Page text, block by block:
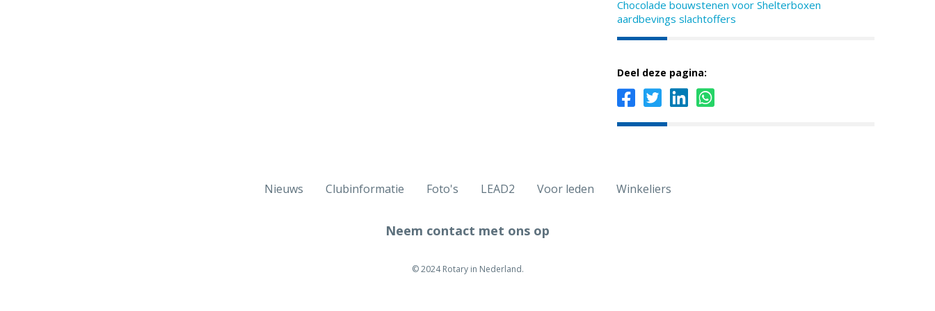
Chocolade bouwstenen voor Shelterboxen
aardbevings slachtoffers
Deel deze pagina:
Nieuws Clubinformatie Foto's LEAD2 Voor leden Winkeliers
Neem contact met ons op
© 2024 Rotary in Nederland.